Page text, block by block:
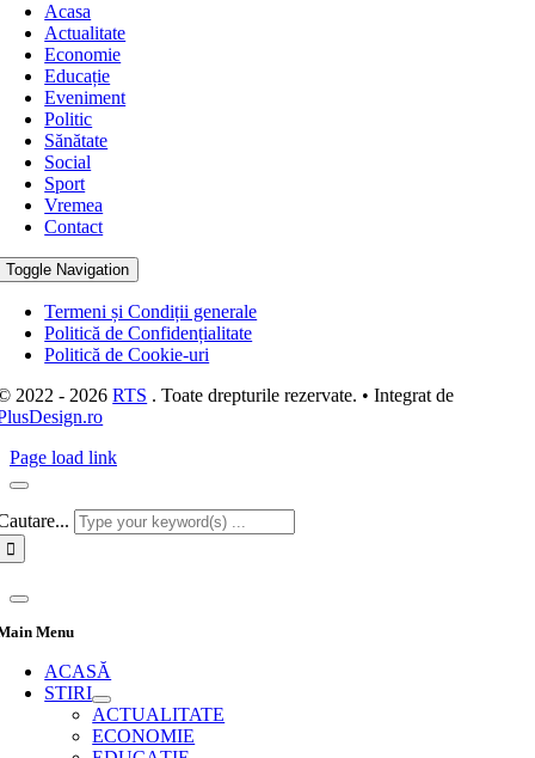
Acasa
Actualitate
Economie
Educație
Eveniment
Politic
Sănătate
Social
Sport
Vremea
Contact
Toggle Navigation
Termeni și Condiții generale
Politică de Confidențialitate
Politică de Cookie-uri
2022 - 2026RTS . Toate drepturile rezervate. • Integrat de
Page load link
Menu
ACASĂ
STIRI
ACTUALITATE
ECONOMIE